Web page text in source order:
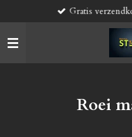
direct
naar
de
hoofdinhoud
Gratis verzendkosten
Roei